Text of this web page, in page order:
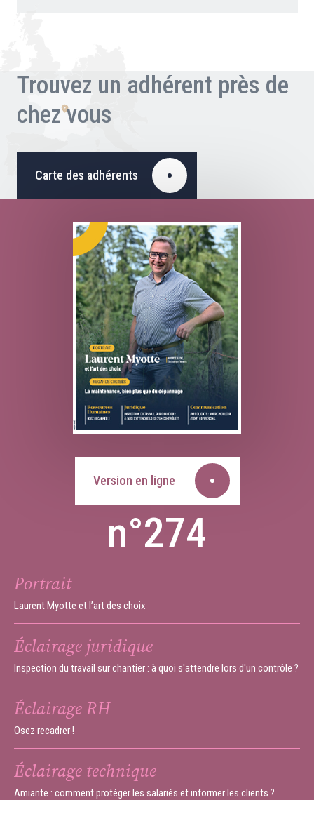
Trouvez un adhérent près de
chez vous
Carte des adhérents
Version en ligne
n°274
Portrait
Laurent Myotte et l’art des choix
Éclairage juridique
Inspection du travail sur chantier : à quoi s'attendre lors d'un contrôle ?
Éclairage RH
Osez recadrer !
Éclairage technique
Amiante : comment protéger les salariés et informer les clients ?